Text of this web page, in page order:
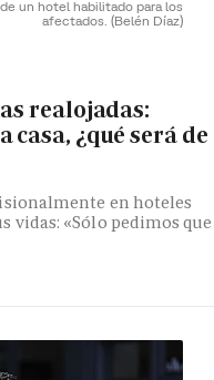
un hotel habilitado para los
afectados. (Belén Díaz)
realojadas:
casa, ¿qué será de
en hoteles
vidas: «Sólo pedimos que